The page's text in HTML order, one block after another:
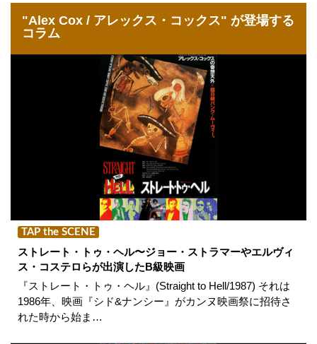
"Alex Cox / アレックス・コックス" が登場する
コラム
TAP the SCENE
ストレート・トゥ・ヘル〜ジョー・ストラマーやエルヴィ
ス・コステロらが出演したB級映画
『ストレート・トゥ・ヘル』(Straight to Hell/1987) それは
1986年、映画『シド&ナンシー』がカンヌ映画祭に招待さ
れた時から始ま…